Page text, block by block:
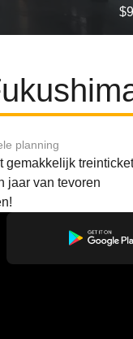
planning
gemakkelijk
jaar van tevoren